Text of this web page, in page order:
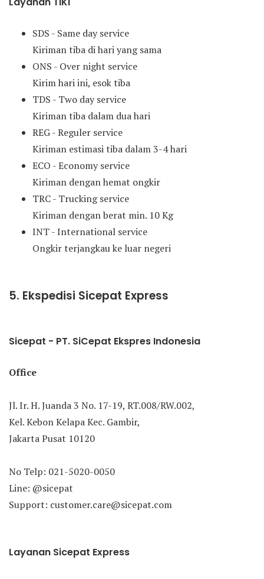
SDS - Same day service
Kiriman tiba di hari yang sama
ONS - Over night service
Kirim hari ini, esok tiba
TDS - Two day service
Kiriman tiba dalam dua hari
REG - Reguler service
Kiriman estimasi tiba dalam 3-4 hari
ECO - Economy service
Kiriman dengan hemat ongkir
TRC - Trucking service
Kiriman dengan berat min. 10 Kg
INT - International service
Ongkir terjangkau ke luar negeri
5. Ekspedisi Sicepat Express
Sicepat - PT. SiCepat Ekspres Indonesia
Office
Jl. Ir. H. Juanda 3 No. 17-19, RT.008/RW.002,
Kel. Kebon Kelapa Kec. Gambir,
Jakarta Pusat 10120
No Telp: 021-5020-0050
Line: @sicepat
Support: customer.care@sicepat.com
Layanan Sicepat Express